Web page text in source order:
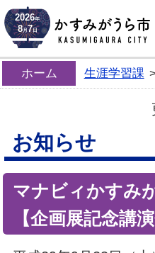
2026年
8月7日
ホーム 生涯学習課 >
お知らせ
マナビィかすみ
【企画展記念講